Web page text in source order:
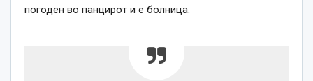
погоден во панцирот и е болница.